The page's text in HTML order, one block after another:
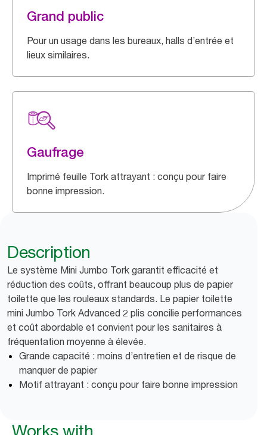
Grand public
Pour un usage dans les bureaux, halls d’entrée et
lieux similaires.
Gaufrage
Imprimé feuille Tork attrayant : conçu pour faire
bonne impression.
Description
Le système Mini Jumbo Tork garantit efficacité et
réduction des coûts, offrant beaucoup plus de papier
toilette que les rouleaux standards. Le papier toilette
mini Jumbo Tork Advanced 2 plis concilie performances
et coût abordable et convient pour les sanitaires à
fréquentation moyenne à élevée.
Grande capacité : moins d’entretien et de risque de
manquer de papier
Motif attrayant : conçu pour faire bonne impression
Works with